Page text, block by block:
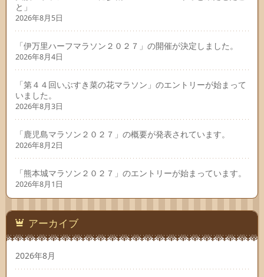
と」
2026年8月5日
「伊万里ハーフマラソン２０２７」の開催が決定しました。
2026年8月4日
「第４４回いぶすき菜の花マラソン」のエントリーが始まって
いました。
2026年8月3日
「鹿児島マラソン２０２７」の概要が発表されています。
2026年8月2日
「熊本城マラソン２０２７」のエントリーが始まっています。
2026年8月1日
アーカイブ
2026年8月